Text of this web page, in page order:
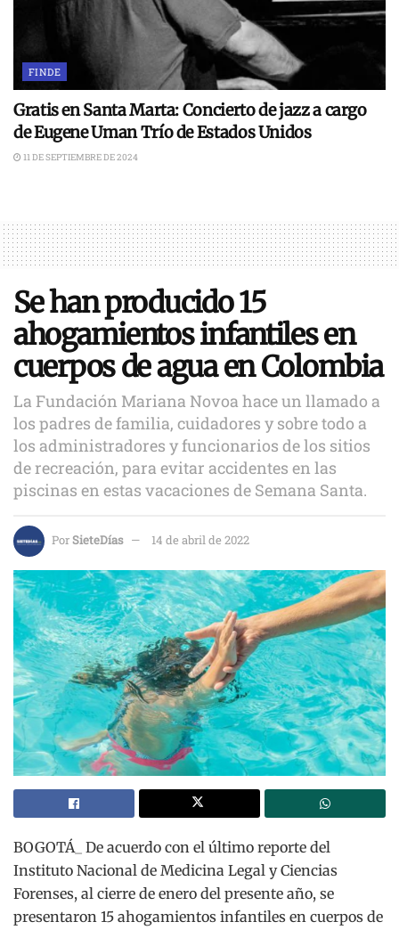
FINDE
Gratis en Santa Marta: Concierto de jazz a cargo
de Eugene Uman Trío de Estados Unidos
11 DE SEPTIEMBRE DE 2024
Se han producido 15
ahogamientos infantiles en
cuerpos de agua en Colombia
La Fundación Mariana Novoa hace un llamado a
los padres de familia, cuidadores y sobre todo a
los administradores y funcionarios de los sitios
de recreación, para evitar accidentes en las
piscinas en estas vacaciones de Semana Santa.
PorSieteDías 14 de abril de 2022
BOGOTÁ_ De acuerdo con el último reporte del
Instituto Nacional de Medicina Legal y Ciencias
Forenses, al cierre de enero del presente año, se
presentaron 15 ahogamientos infantiles en cuerpos de